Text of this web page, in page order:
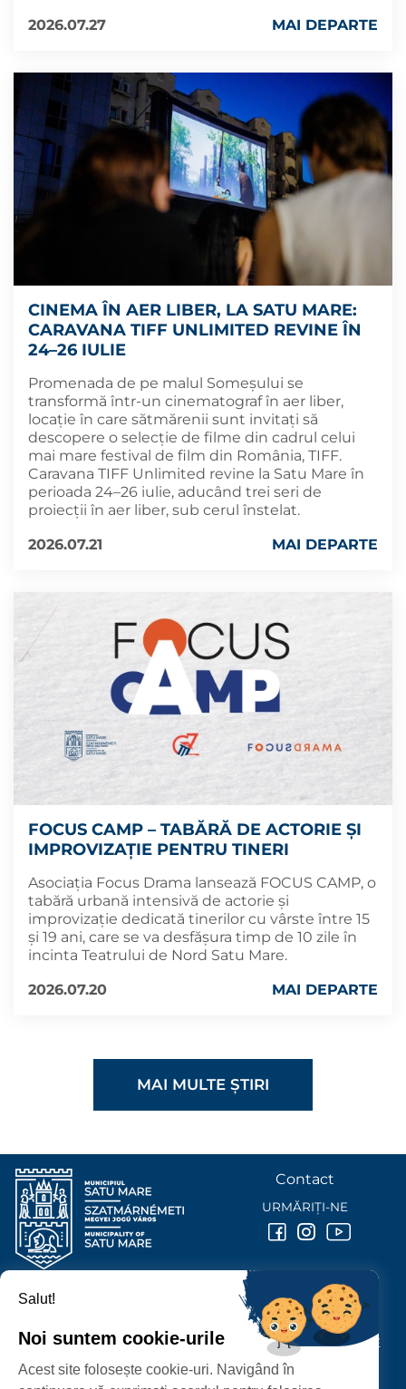
2026.07.27
MAI DEPARTE
CINEMA ÎN AER LIBER, LA SATU MARE:
CARAVANA TIFF UNLIMITED REVINE ÎN
24–26 IULIE
Promenada de pe malul Someșului se
transformă într-un cinematograf în aer liber,
locație în care sătmărenii sunt invitați să
descopere o selecție de filme din cadrul celui
mai mare festival de film din România, TIFF.
Caravana TIFF Unlimited revine la Satu Mare în
perioada 24–26 iulie, aducând trei seri de
proiecții în aer liber, sub cerul înstelat.
2026.07.21
MAI DEPARTE
FOCUS CAMP – TABĂRĂ DE ACTORIE ȘI
IMPROVIZAȚIE PENTRU TINERI
Asociația Focus Drama lansează FOCUS CAMP, o
tabără urbană intensivă de actorie și
improvizație dedicată tinerilor cu vârste între 15
și 19 ani, care se va desfășura timp de 10 zile în
incinta Teatrului de Nord Satu Mare.
2026.07.20
MAI DEPARTE
MAI MULTE ȘTIRI
PROTECȚIA DATELOR PERSONALE
PRIMĂRIA MUNICIPIULUI
P-ȚA 25 OCTOMBRIE, NR. 1 CORP M, 440026 SATU MARE
Contact
URMĂRIȚI-NE
Salut!
Noi suntem cookie-urile
Acest site folosește cookie-uri. Navigând în